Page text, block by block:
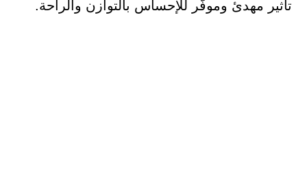
تأثير مهدئ وموفّر للإحساس بالتوازن والراحة.